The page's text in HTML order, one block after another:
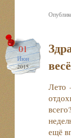
01
Июн
2015
Лето
ещё